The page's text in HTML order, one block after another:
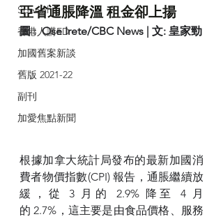
Special
香港人講ED
加國舊案新談
舊版 2021-22
副刊
加愛焦點新聞
亞省通脹降溫 租金卻上揚
圖 :  Ose Irete/CBC News | 文: 皇家勁
根據加拿大統計局發布的最新加國消
費者物價指數(CPI) 報告，通脹繼續放
緩，從 3 月的 2.9% 降至 4 月
的 2.7%，這主要是由食品價格、服務